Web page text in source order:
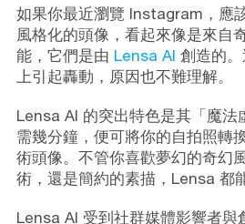
如果你最近瀏覽 Instagram，應
風格化的頭像，看起來像是來自
能，它們是由 Lensa AI 創造的
上引起轟動，原因也不難理解。
Lensa AI 的突出特色是其「魔法
需幾分鐘，便可將你的自拍照轉
術頭像。不管你喜歡夢幻的奇幻
術，還是簡約的素描，Lensa 都
Lensa AI 受到社群媒體影響者與